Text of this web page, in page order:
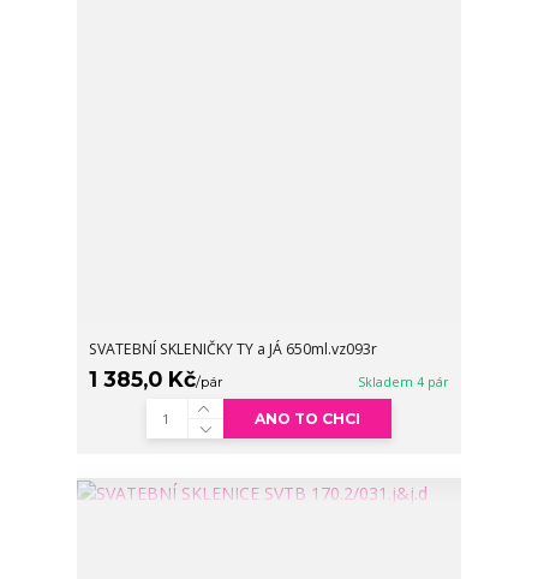
SVATEBNÍ SKLENIČKY TY a JÁ 650ml.vz093r
1 385,0 Kč/pár Skladem 4 pár
ANO TO CHCI